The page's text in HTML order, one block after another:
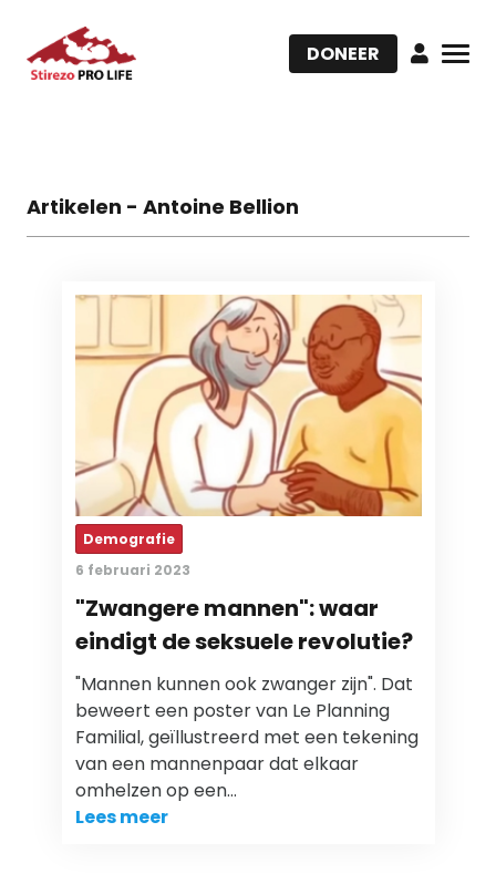
DONEER
Artikelen - Antoine Bellion
Demografie
6 februari 2023
"Zwangere mannen": waar
eindigt de seksuele revolutie?
"Mannen kunnen ook zwanger zijn". Dat
beweert een poster van Le Planning
Familial, geïllustreerd met een tekening
van een mannenpaar dat elkaar
omhelzen op een…
Lees meer